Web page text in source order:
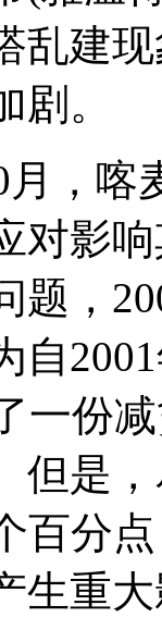
乱建
。
月，
对影
题，
自
一份
但是
百分
生重